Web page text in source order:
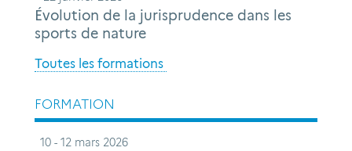
Évolution de la jurisprudence dans les
sports de nature
Toutes les formations
FORMATION
10 - 12 mars 2026